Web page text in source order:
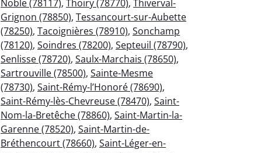
Noble (78117), Thoiry (78770), Thiverval-
Grignon (78850), Tessancourt-sur-Aubette
(78250), Tacoignières (78910), Sonchamp
(78120), Soindres (78200), Septeuil (78790),
Senlisse (78720), Saulx-Marchais (78650),
Sartrouville (78500), Sainte-Mesme
(78730), Saint-Rémy-l’Honoré (78690),
Saint-Rémy-lès-Chevreuse (78470), Saint-
Nom-la-Bretêche (78860), Saint-Martin-la-
Garenne (78520), Saint-Martin-de-
Bréthencourt (78660), Saint-Léger-en-